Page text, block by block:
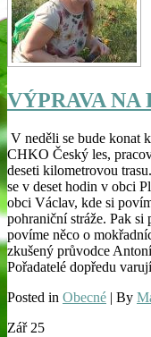
VÝPRAVA NA
V neděli se bude konat
CHKO Český les,
deseti kilometrovou
se v deset hodin v obci
obci Václav, kde si
pohraniční stráže. Pak
povíme něco o
zkušený průvodce
Pořadatelé dopředu
Posted in Obecné | By
Zář 25